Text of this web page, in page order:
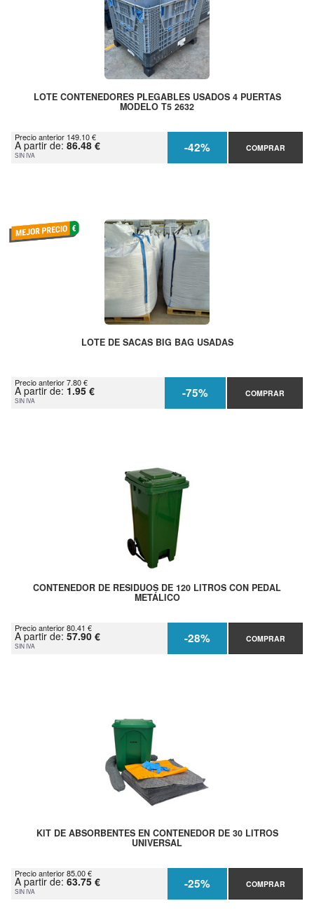
LOTE CONTENEDORES PLEGABLES USADOS 4 PUERTAS
MODELO T5 2632
Precio anterior 149.10 €
A partir de: 86.48 €
SIN IVA -42% COMPRAR
LOTE DE SACAS BIG BAG USADAS
Precio anterior 7.80 €
A partir de: 1.95 €
SIN IVA -75% COMPRAR
CONTENEDOR DE RESIDUOS DE 120 LITROS CON PEDAL
METÁLICO
Precio anterior 80.41 €
A partir de: 57.90 €
SIN IVA -28% COMPRAR
KIT DE ABSORBENTES EN CONTENEDOR DE 30 LITROS
UNIVERSAL
Precio anterior 85.00 €
A partir de: 63.75 €
SIN IVA -25% COMPRAR